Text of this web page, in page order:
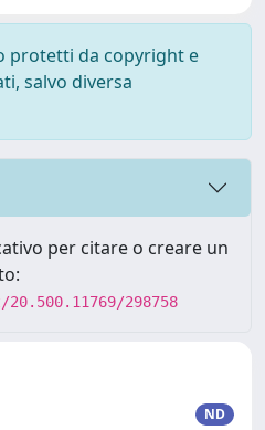
protetti da copyright e
salvo diversa
per citare o creare un
298758
ND